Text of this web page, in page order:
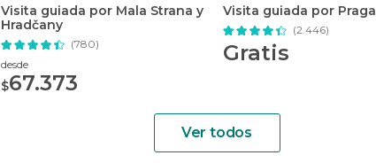
Visita guiada por Mala Strana y
Hradčany
(780)
desde
$67.373
Visita guiada por Praga
(2.446)
Gratis
Ver todos